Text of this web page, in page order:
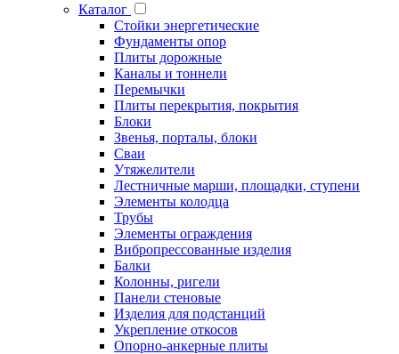
Каталог
Стойки энергетические
Фундаменты опор
Плиты дорожные
Каналы и тоннели
Перемычки
Плиты перекрытия, покрытия
Блоки
Звенья, порталы, блоки
Сваи
Утяжелители
Лестничные марши, площадки, ступени
Элементы колодца
Трубы
Элементы ограждения
Вибропрессованные изделия
Балки
Колонны, ригели
Панели стеновые
Изделия для подстанций
Укрепление откосов
Опорно-анкерные плиты